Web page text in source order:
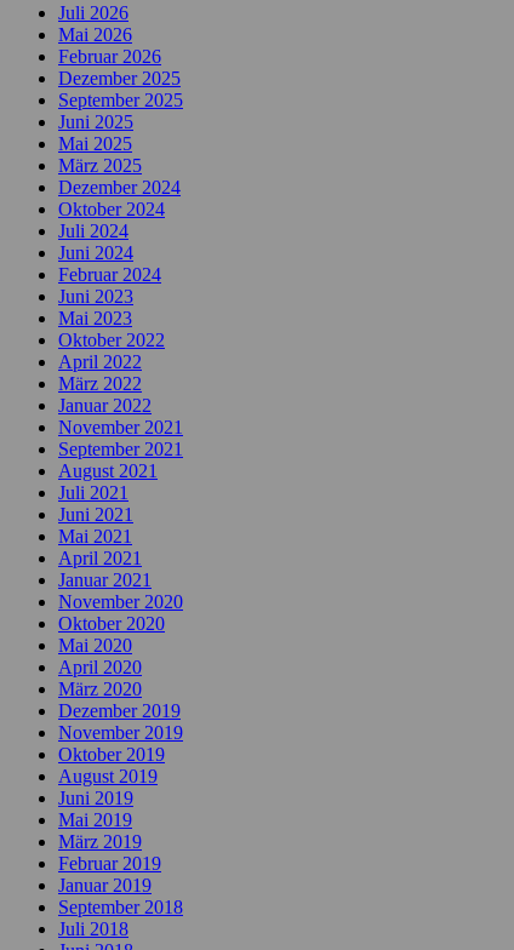
Juli 2026
Mai 2026
Februar 2026
Dezember 2025
September 2025
Juni 2025
Mai 2025
März 2025
Dezember 2024
Oktober 2024
Juli 2024
Juni 2024
Februar 2024
Juni 2023
Mai 2023
Oktober 2022
April 2022
März 2022
Januar 2022
November 2021
September 2021
August 2021
Juli 2021
Juni 2021
Mai 2021
April 2021
Januar 2021
November 2020
Oktober 2020
Mai 2020
April 2020
März 2020
Dezember 2019
November 2019
Oktober 2019
August 2019
Juni 2019
Mai 2019
März 2019
Februar 2019
Januar 2019
September 2018
Juli 2018